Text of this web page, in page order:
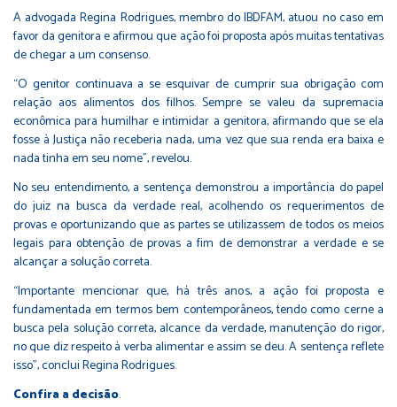
A advogada Regina Rodrigues, membro do IBDFAM, atuou no caso em
favor da genitora e afirmou que ação foi proposta após muitas tentativas
de chegar a um consenso.
“O genitor continuava a se esquivar de cumprir sua obrigação com
relação aos alimentos dos filhos. Sempre se valeu da supremacia
econômica para humilhar e intimidar a genitora, afirmando que se ela
fosse à Justiça não receberia nada, uma vez que sua renda era baixa e
nada tinha em seu nome”, revelou.
No seu entendimento, a sentença demonstrou a importância do papel
do juiz na busca da verdade real, acolhendo os requerimentos de
provas e oportunizando que as partes se utilizassem de todos os meios
legais para obtenção de provas a fim de demonstrar a verdade e se
alcançar a solução correta.
“Importante mencionar que, há três anos, a ação foi proposta e
fundamentada em termos bem contemporâneos, tendo como cerne a
busca pela solução correta, alcance da verdade, manutenção do rigor,
no que diz respeito à verba alimentar e assim se deu. A sentença reflete
isso”, conclui Regina Rodrigues.
Confira a decisão.